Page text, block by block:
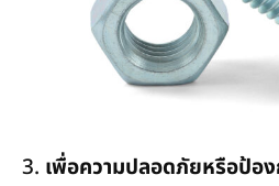
3. เพื่อความปลอดภัยหรือป้อ